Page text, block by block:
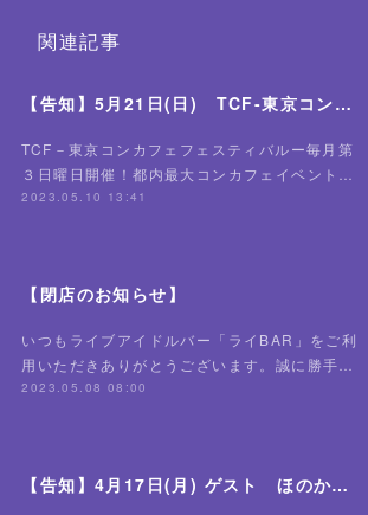
関連記事
【告知】5月21日(日) TCF-東京コンカフェフェスティバル-全店舗にて開催！✨
TCF－東京コンカフェフェスティバルー毎月第
３日曜日開催！都内最大コンカフェイベント…
2023.05.10 13:41
【閉店のお知らせ】
いつもライブアイドルバー「ライBAR」をご利
用いただきありがとうございます。誠に勝手…
2023.05.08 08:00
【告知】4月17日(月) ゲスト ほのかさん🐖